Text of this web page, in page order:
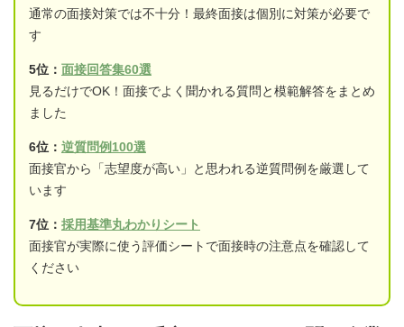
通常の面接対策では不十分！最終面接は個別に対策が必要で
す
5位： 面接回答集60選
見るだけでOK！面接でよく聞かれる質問と模範解答をまとめ
ました
6位： 逆質問例100選
面接官から「志望度が高い」と思われる逆質問例を厳選して
います
7位： 採用基準丸わかりシート
面接官が実際に使う評価シートで面接時の注意点を確認して
ください